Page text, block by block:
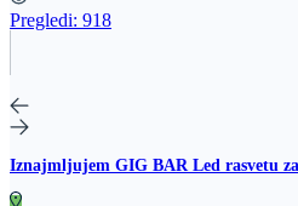
Pregledi: 918
Iznajmljujem GIG BAR Led rasvetu